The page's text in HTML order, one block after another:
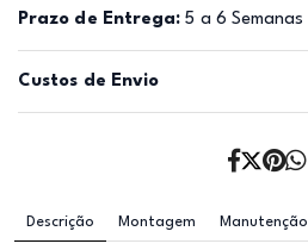
Prazo de Entrega: 5 a 6 Semanas
Custos de Envio
Descrição Montagem Manutenção